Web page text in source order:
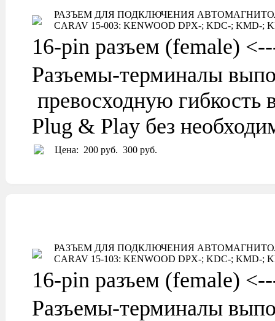
РАЗЪЕМ ДЛЯ ПОДКЛЮЧЕНИЯ
CARAV 15-003: KENWOOD DPX-; KDC-; KMD-;
16-pin разъем (female)
Разъемы-терминалы
превосходную гибкость
Plug & Play без
Цена: 200 руб. 300 руб.
РАЗЪЕМ ДЛЯ ПОДКЛЮЧЕНИЯ
CARAV 15-103: KENWOOD DPX-; KDC-; KMD-;
16-pin разъем (female)
Разъемы-терминалы